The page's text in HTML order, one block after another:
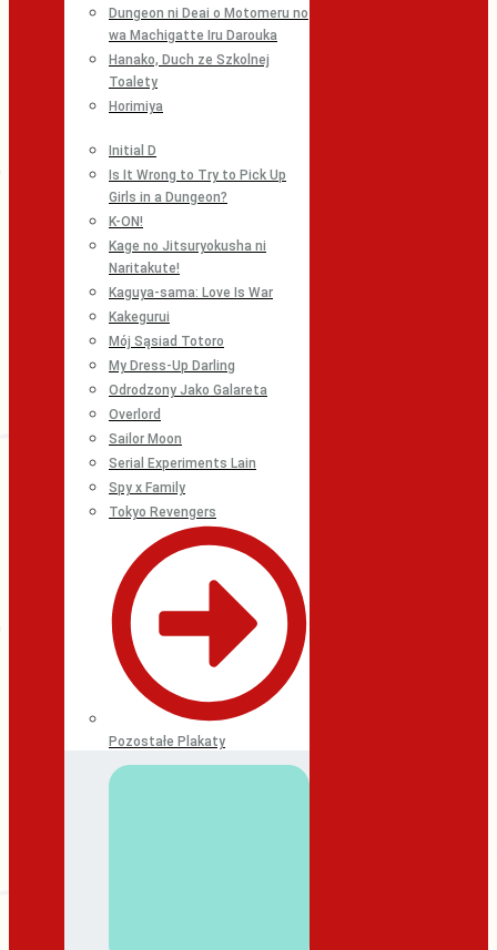
Dungeon ni Deai o Motomeru no
wa Machigatte Iru Darouka
Hanako, Duch ze Szkolnej
Toalety
Horimiya
Initial D
Is It Wrong to Try to Pick Up
Girls in a Dungeon?
K-ON!
Kage no Jitsuryokusha ni
Naritakute!
Kaguya-sama: Love Is War
Kakegurui
Mój Sąsiad Totoro
My Dress-Up Darling
Odrodzony Jako Galareta
Overlord
Sailor Moon
Serial Experiments Lain
Spy x Family
Tokyo Revengers
Pozostałe Plakaty